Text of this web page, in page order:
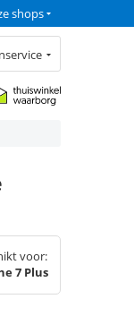
shops
voor:
7 Plus